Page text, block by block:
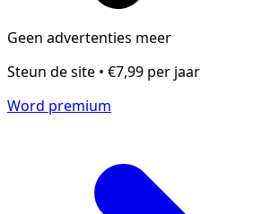
Geen advertenties meer
Steun de site • €7,99 per jaar
Word premium